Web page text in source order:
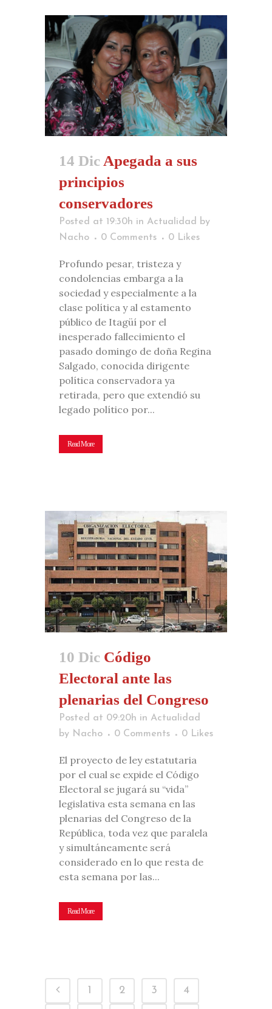
14 Dic Apegada a sus
principios
conservadores
Posted at 19:30h in Actualidad by
Nacho
0 Comments 0 Likes
Profundo pesar, tristeza y
condolencias embarga a la
sociedad y especialmente a la
clase política y al estamento
público de Itagüí por el
inesperado fallecimiento el
pasado domingo de doña Regina
Salgado, conocida dirigente
política conservadora ya
retirada, pero que extendió su
legado político por...
Read More
10 Dic Código
Electoral ante las
plenarias del Congreso
Posted at 09:20h in Actualidad
by Nacho 0 Comments 0 Likes
El proyecto de ley estatutaria
por el cual se expide el Código
Electoral se jugará su “vida”
legislativa esta semana en las
plenarias del Congreso de la
República, toda vez que paralela
y simultáneamente será
considerado en lo que resta de
esta semana por las...
Read More
1 2 3 4